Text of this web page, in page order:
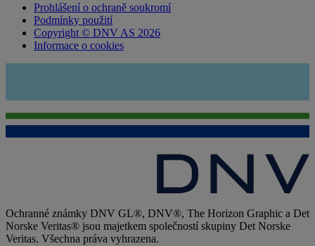
Prohlášení o ochraně soukromí
Podmínky použití
Copyright © DNV AS 2026
Informace o cookies
Ochranné známky DNV GL®, DNV®, The Horizon Graphic a Det
Norske Veritas® jsou majetkem společností skupiny Det Norske
Veritas. Všechna práva vyhrazena.